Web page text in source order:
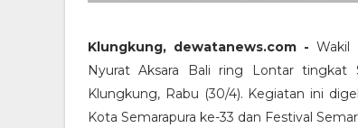
Klungkung, dewatanews.com -Wakil
Nyurat Aksara Bali ring Lontar
Klungkung, Rabu (30/4). Kegiatan ini
Kota Semarapura ke-33 dan Festival